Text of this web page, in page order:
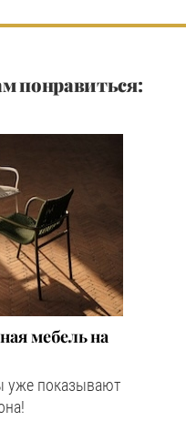
понравиться:
мебель на
уже показывают